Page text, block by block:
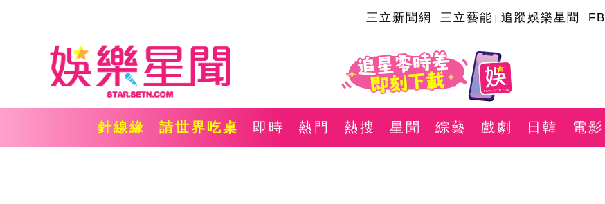
三立新聞網 三立藝能 追蹤娛樂星聞 FB
針線緣 請世界吃桌 即時 熱門 熱搜 星聞 綜藝 戲劇 日韓 電影